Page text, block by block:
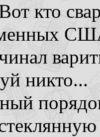
кто
никто...